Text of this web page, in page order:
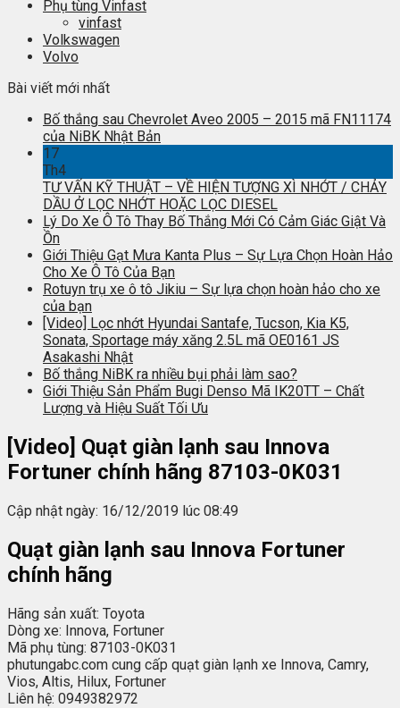
Phụ tùng Vinfast
vinfast
Volkswagen
Volvo
Bài viết mới nhất
Bố thắng sau Chevrolet Aveo 2005 – 2015 mã FN11174
của NiBK Nhật Bản
17
Th4
TƯ VẤN KỸ THUẬT – VỀ HIỆN TƯỢNG XÌ NHỚT / CHẢY
DẦU Ở LỌC NHỚT HOẶC LỌC DIESEL
Lý Do Xe Ô Tô Thay Bố Thắng Mới Có Cảm Giác Giật Và
Ồn
Giới Thiệu Gạt Mưa Kanta Plus – Sự Lựa Chọn Hoàn Hảo
Cho Xe Ô Tô Của Bạn
Rotuyn trụ xe ô tô Jikiu – Sự lựa chọn hoàn hảo cho xe
của bạn
[Video] Lọc nhớt Hyundai Santafe, Tucson, Kia K5,
Sonata, Sportage máy xăng 2.5L mã OE0161 JS
Asakashi Nhật
Bố thắng NiBK ra nhiều bụi phải làm sao?
Giới Thiệu Sản Phẩm Bugi Denso Mã IK20TT – Chất
Lượng và Hiệu Suất Tối Ưu
[Video] Quạt giàn lạnh sau Innova
Fortuner chính hãng 87103-0K031
Cập nhật ngày: 16/12/2019 lúc 08:49
Quạt giàn lạnh sau Innova Fortuner
chính hãng
Hãng sản xuất: Toyota
Dòng xe: Innova, Fortuner
Mã phụ tùng: 87103-0K031
phutungabc.com cung cấp quạt giàn lạnh xe Innova, Camry,
Vios, Altis, Hilux, Fortuner
Liên hệ: 0949382972